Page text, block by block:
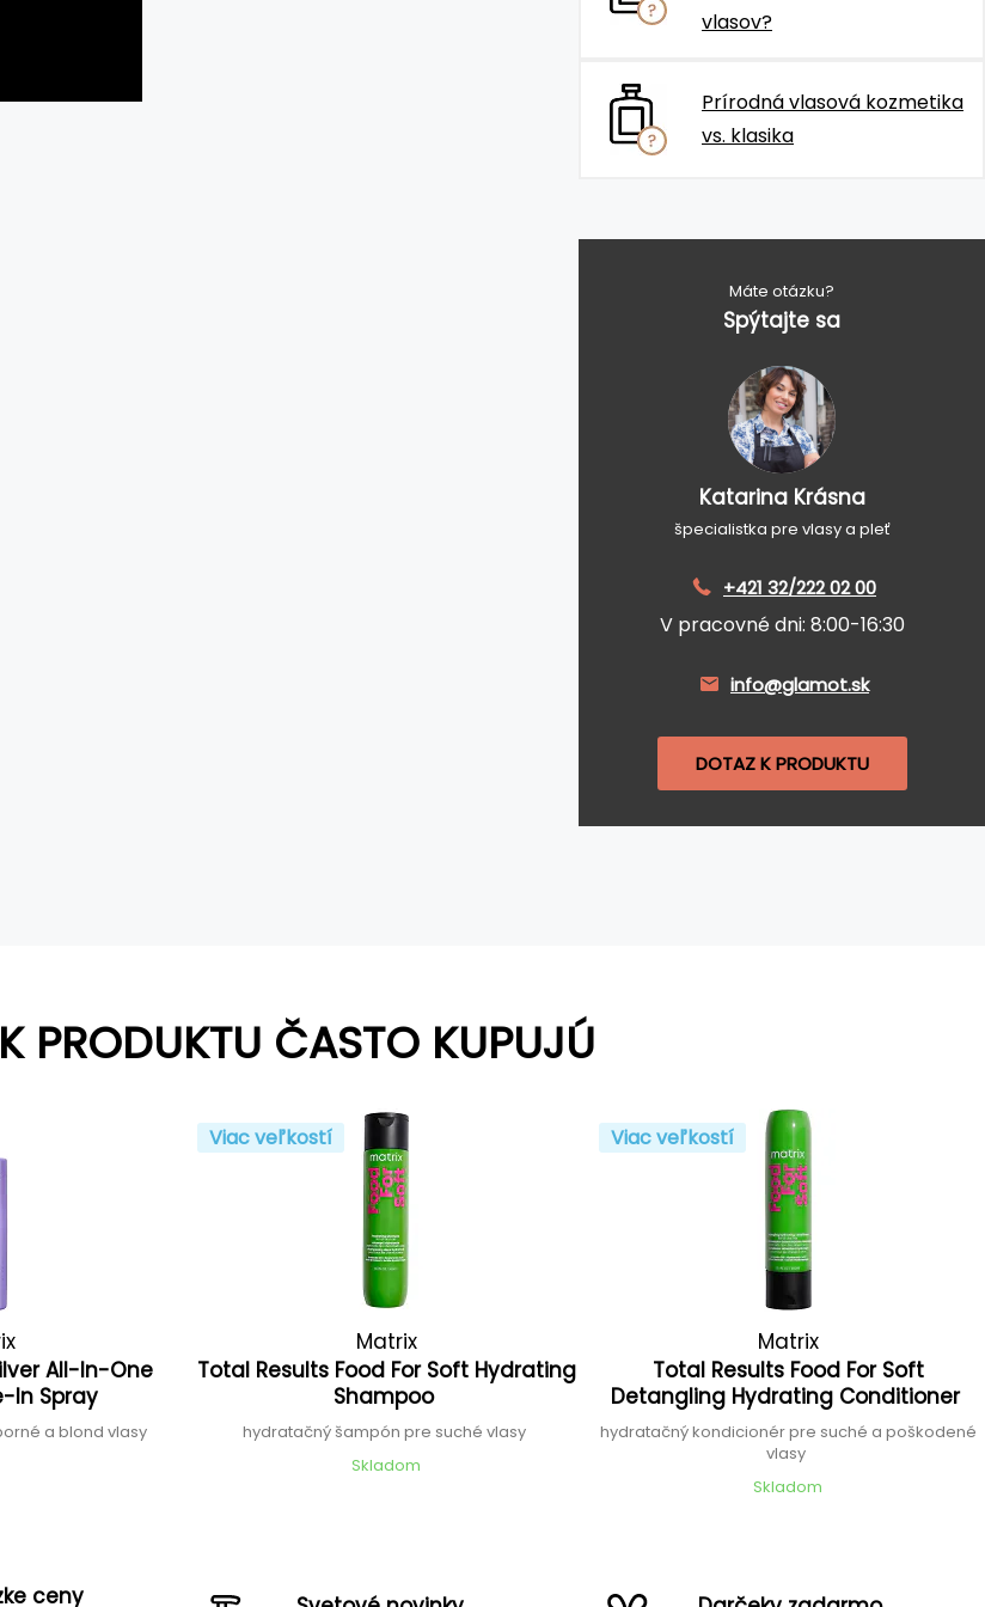
vlasov?
Prírodná vlasová kozmetika
vs. klasika
Máte otázku?
Spýtajte sa
Katarina Krásna
špecialistka pre vlasy a pleť
+421 32/222 02 00
V pracovné dni: 8:00-16:30
info@glamot.sk
DOTAZ K PRODUKTU
PRODUKTU ČASTO KUPUJÚ
All-In-One
In Spray
a blond vlasy
Viac veľkostí
Matrix
Total Results Food For Soft Hydrating
Shampoo
hydratačný šampón pre suché vlasy
Skladom
Viac veľkostí
Matrix
Total Results Food For Soft
Detangling Hydrating Conditioner
hydratačný kondicionér pre suché a poškodené
vlasy
Skladom
ceny